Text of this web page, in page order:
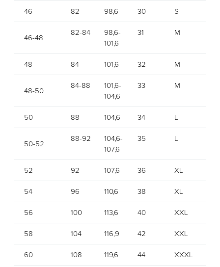
46 82 98,6 30 S
46-48
82-84
98,6-
101,6
31 M
48 84 101,6 32 M
48-50
84-88
101,6-
104,6
33 M
50 88 104,6 34 L
50-52
88-92
104,6-
107,6
35 L
52 92 107,6 36 XL
54 96 110,6 38 XL
56 100 113,6 40 XXL
58 104 116,9 42 XXL
60 108 119,6 44 XXXL